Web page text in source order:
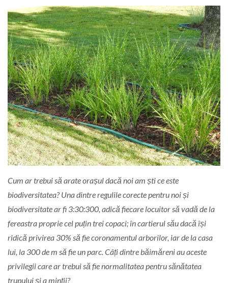
Cum ar trebui să arate orașul dacă noi am ști ce este
biodiversitatea? Una dintre regulile corecte pentru noi și
biodiversitate ar fi 3:30:300, adică fiecare locuitor să vadă de la
fereastra proprie cel puțin trei copaci; în cartierul său dacă își
ridică privirea 30% să fie coronamentul arborilor, iar de la casa
lui, la 300 de m să fie un parc. Câți dintre băimăreni au aceste
privilegii care ar trebui să fie normalitatea pentru sănătatea
trupului și a minții?